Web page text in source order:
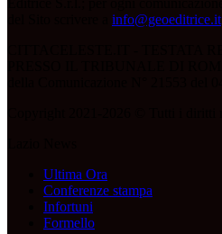
info@geoeditrice.it
Ultima Ora
Conferenze stampa
Infortuni
Formello